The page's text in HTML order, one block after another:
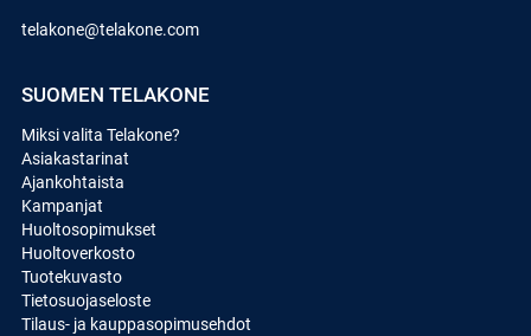
telakone@telakone.com
SUOMEN TELAKONE
Miksi valita Telakone?
Asiakastarinat
Ajankohtaista
Kampanjat
Huoltosopimukset
Huoltoverkosto
Tuotekuvasto
Tietosuojaseloste
Tilaus- ja kauppasopimusehdot